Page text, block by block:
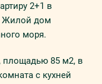
2+1 в
Жилой дом
моря.
площадью 85 м2, в
с кухней